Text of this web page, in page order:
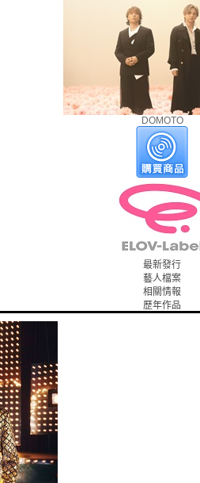
DOMOTO
最新發行
藝人檔案
相關情報
歷年作品